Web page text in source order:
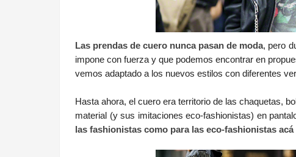
Las prendas de cuero nunca pasan de moda, pero
impone con fuerza y que podemos encontrar en
vemos adaptado a los nuevos estilos con diferentes
Hasta ahora, el cuero era territorio de las chaquetas,
material (y sus imitaciones eco-fashionistas) en
las fashionistas como para las eco-fashionistas